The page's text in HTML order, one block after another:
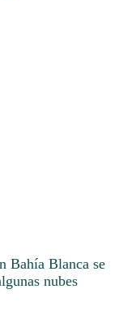
Bahía Blanca se
nubes